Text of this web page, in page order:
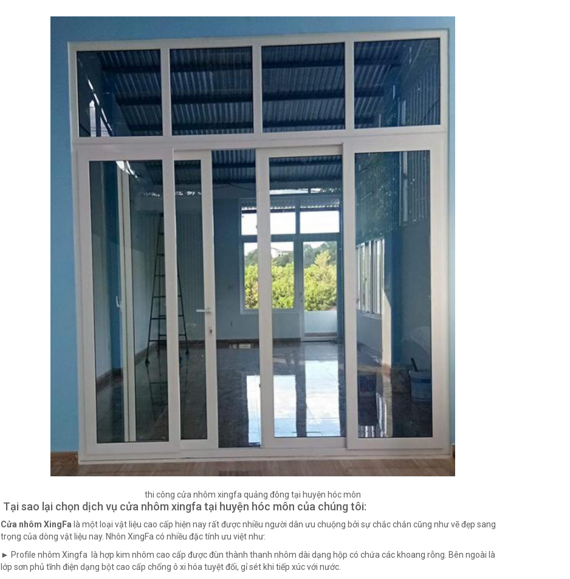
thi công cửa nhôm xingfa quảng đông tại huyện hóc môn
Tại sao lại chọn dịch vụ cửa nhôm xingfa tại huyện hóc môn của chúng tôi:
Cửa nhôm XingFa là một loại vật liệu cao cấp hiện nay rất được nhiều người dân ưu chuộng bởi sự chắc chắn cũng như vẽ đẹp sang
trọng của dòng vật liệu nay. Nhôn XingFa có nhiều đặc tính ưu việt như:
► Profile nhôm Xingfa là hợp kim nhôm cao cấp được đùn thành thanh nhôm dài dạng hộp có chứa các khoang rỗng. Bên ngoài là
lớp sơn phủ tĩnh điện dạng bột cao cấp chống ô xi hóa tuyệt đối, gỉ sét khi tiếp xúc với nước.